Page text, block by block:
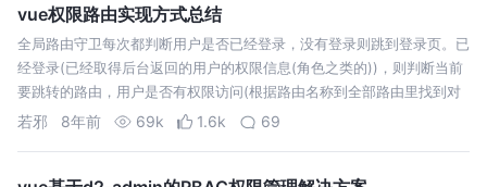
vue权限路由实现方式总结
全局路由守卫每次都判断用户是否已经登录，没有登录则跳到登录页。已
经登录(已经取得后台返回的用户的权限信息(角色之类的))，则判断当前
要跳转的路由，用户是否有权限访问(根据路由名称到全部路由里找到对
应的路由，判断用户是否具备路由上标注的权限信息(比如上面的roles:
若邪 8年前 69k 1.6k 69